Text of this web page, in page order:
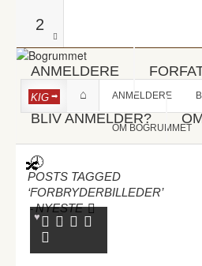
2
ANMELDERE
BLIV ANMELDER?
KIG ANMELDERE
OM BOGRUMMET
POSTS TAGGED
‘FORBRYDERBILLEDER’
-NYESTE